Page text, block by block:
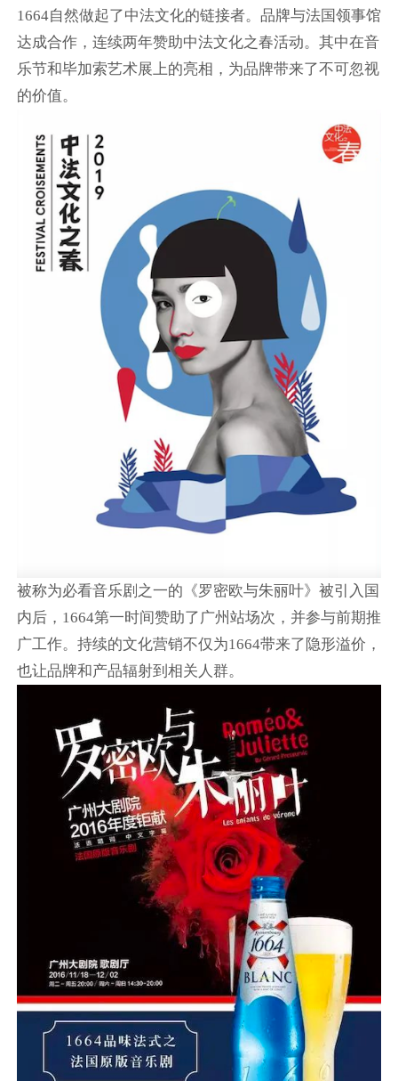
1664自然做起了中法文化的链接者。品牌与法国领事馆
达成合作，连续两年赞助中法文化之春活动。其中在音
乐节和毕加索艺术展上的亮相，为品牌带来了不可忽视
的价值。
被称为必看音乐剧之一的《罗密欧与朱丽叶》被引入国
内后，1664第一时间赞助了广州站场次，并参与前期推
广工作。持续的文化营销不仅为1664带来了隐形溢价，
也让品牌和产品辐射到相关人群。